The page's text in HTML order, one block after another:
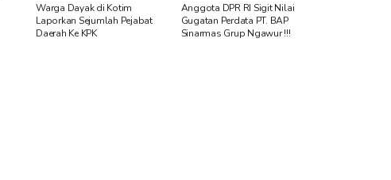
Warga Dayak di Kotim
Laporkan Sejumlah Pejabat
Daerah Ke KPK
Anggota DPR RI Sigit Nilai
Gugatan Perdata PT. BAP
Sinarmas Grup Ngawur !!!